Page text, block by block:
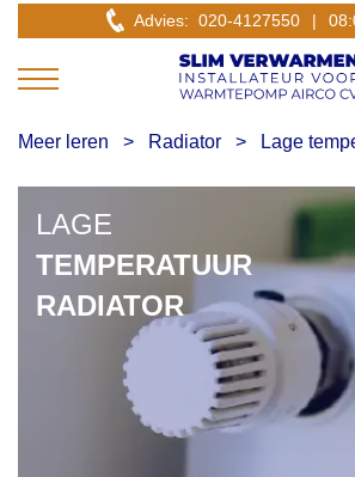
Advies: 020-4127550 |
Meer leren > Radiator > Lage
LAGE
TEMPERATUUR
RADIATOR